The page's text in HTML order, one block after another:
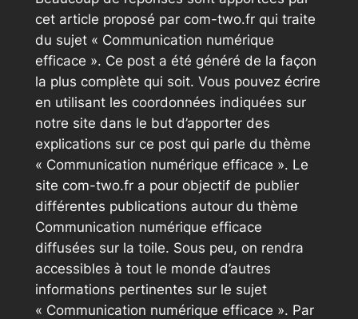
cet article proposé par com-two.fr qui traite
du sujet « Communication numérique
efficace ». Ce post a été généré de la façon
la plus complète qui soit. Vous pouvez écrire
en utilisant les coordonnées indiquées sur
notre site dans le but d’apporter des
explications sur ce post qui parle du thème
« Communication numérique efficace ». Le
site com-two.fr a pour objectif de publier
différentes publications autour du thème
Communication numérique efficace
diffusées sur la toile. Sous peu, on rendra
accessibles à tout le monde d’autres
informations pertinentes sur le sujet
« Communication numérique efficace ». Par